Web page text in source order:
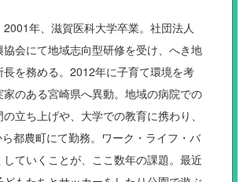
2001年、滋賀医科大学卒業。社団法人
会にて地域志向型研修を受け、へき地
長を務める。2012年に子育て環境を考
家のある宮崎県へ異動。地域の病院での
立ち上げや、大学での教育に携わり、
都農町にて勤務。ワーク・ライフ・バ
していくことが、ここ数年の課題。最近